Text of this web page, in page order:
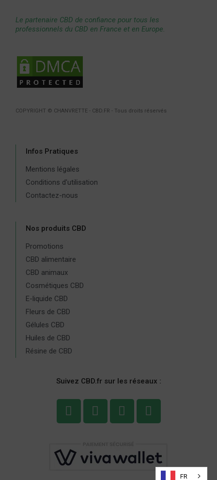
Le partenaire CBD de confiance pour tous les
professionnels du CBD en France et en Europe.
COPYRIGHT © CHANVRETTE - CBD.FR - Tous droits réservés
Infos Pratiques
Mentions légales
Conditions d'utilisation
Contactez-nous
Nos produits CBD
Promotions
CBD alimentaire
CBD animaux
Cosmétiques CBD
E-liquide CBD
Fleurs de CBD
Gélules CBD
Huiles de CBD
Résine de CBD
Suivez CBD.fr sur les réseaux :
FR